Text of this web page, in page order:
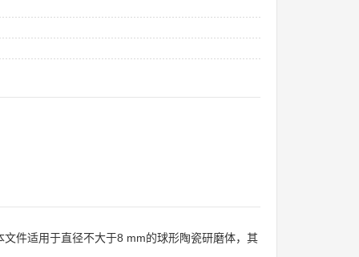
件适用于直径不大于8 mm的球形陶瓷研磨体，其